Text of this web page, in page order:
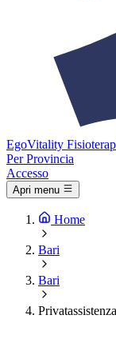
EgoVitality
Per Provincia
Accesso
Apri menu
Home
Bari
Bari
Privatassistenza